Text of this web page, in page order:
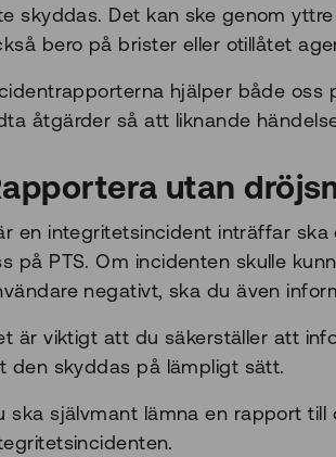
skyddas. Det kan ske genom
bero på brister eller otillåtet
hjälper både oss
åtgärder så att liknande
utan
en integritetsincident inträffar
på PTS. Om incidenten skulle
negativt, ska du även
är viktigt att du säkerställer att
den skyddas på lämpligt sätt.
ska självmant lämna en rapport